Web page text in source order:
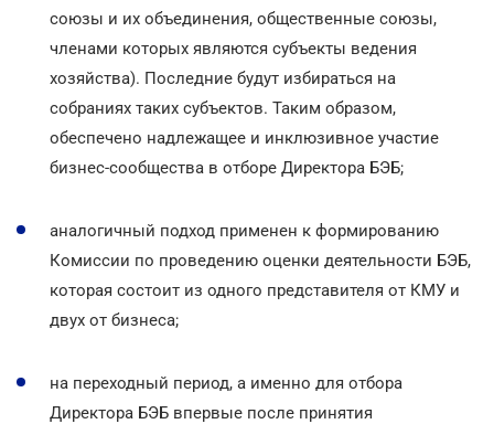
союзы и их объединения, общественные союзы,
членами которых являются субъекты ведения
хозяйства). Последние будут избираться на
собраниях таких субъектов. Таким образом,
обеспечено надлежащее и инклюзивное участие
бизнес-сообщества в отборе Директора БЭБ;
аналогичный подход применен к формированию
Комиссии по проведению оценки деятельности БЭБ,
которая состоит из одного представителя от КМУ и
двух от бизнеса;
на переходный период, а именно для отбора
Директора БЭБ впервые после принятия